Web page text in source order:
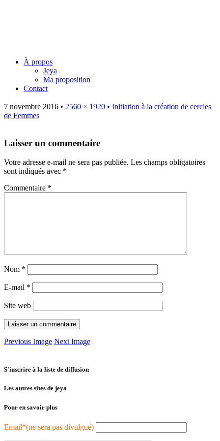
Menu
Skip
À propos
Jeya
Ma proposition
Contact
7 novembre 2016 • 2560 × 1920 • Initiation à la création de cercles
de Femmes
Laisser un commentaire
Votre adresse e-mail ne sera pas publiée. Les champs obligatoires
sont indiqués avec *
Commentaire *
Nom *
E-mail *
Site web
Previous Image Next Image
S'inscrire à la liste de diffusion
Les autres sites de jeya
Pour en savoir plus
Email*(ne sera pas divulgué)